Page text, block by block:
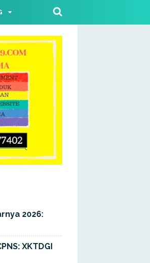
2026:
XKTDGI